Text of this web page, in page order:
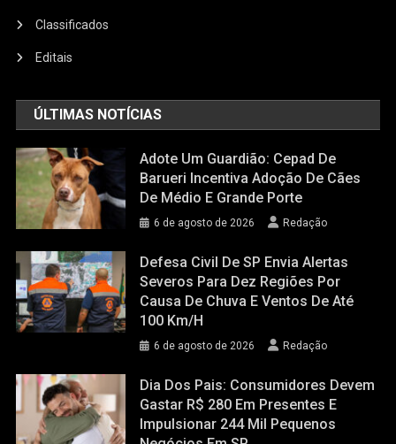
Classificados
Editais
ÚLTIMAS NOTÍCIAS
Adote Um Guardião: Cepad De
Barueri Incentiva Adoção De Cães
De Médio E Grande Porte
6 de agosto de 2026 Redação
Defesa Civil De SP Envia Alertas
Severos Para Dez Regiões Por
Causa De Chuva E Ventos De Até
100 Km/h
6 de agosto de 2026 Redação
Dia Dos Pais: Consumidores Devem
Gastar R$ 280 Em Presentes E
Impulsionar 244 Mil Pequenos